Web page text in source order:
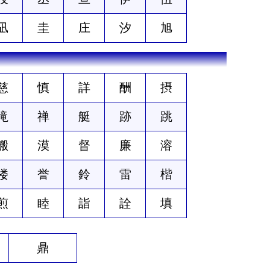
圭 庄 汐 旭
慎 詳 酬 摂
禅 艇 跡 跳
漠 督 廉 溶
誉 鈴 雷 楷
睦 詣 詮 填
鼎